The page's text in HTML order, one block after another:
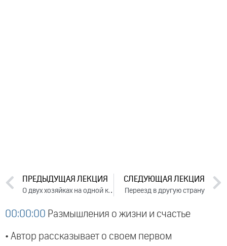
ПРЕДЫДУЩАЯ ЛЕКЦИЯ
О двух хозяйках на одной кухне
СЛЕДУЮЩАЯ ЛЕКЦИЯ
Переезд в другую страну
00:00:00 Размышления о жизни и счастье
• Автор рассказывает о своем первом